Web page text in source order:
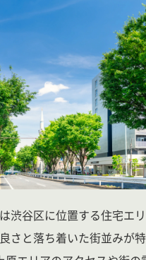
渋谷区に位置する住宅エ
さと落ち着いた街並みが